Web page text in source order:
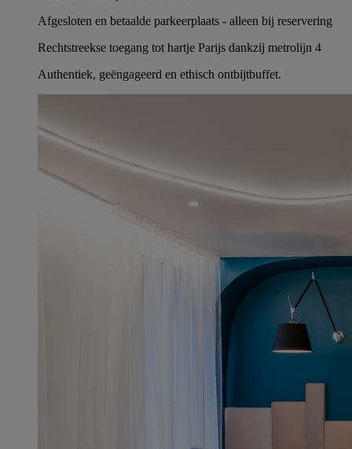
Afgesloten en betaalde parkeerplaats - alleen bij reservering
Rechtstreekse toegang tot hartje Parijs dankzij metrolijn 4
Authentiek, geëngageerd en ethisch ontbijtbuffet.